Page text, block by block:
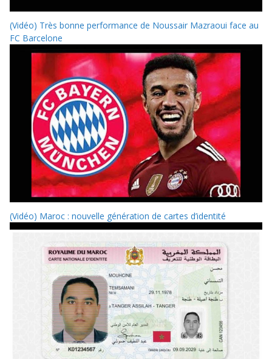
(Vidéo) Très bonne performance de Noussair Mazraoui face au
FC Barcelone
(Vidéo) Maroc : nouvelle génération de cartes d’identité